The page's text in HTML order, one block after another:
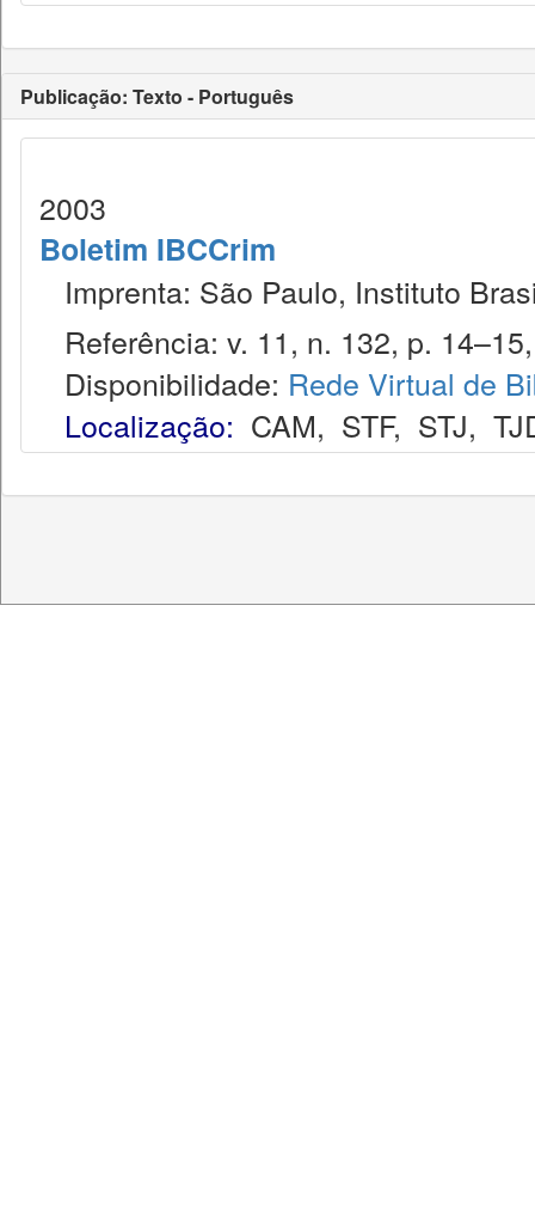
Publicação: Texto - Português
2003
Boletim IBCCrim
Imprenta: São Paulo, Instituto
Referência: v. 11, n. 132, p.
Disponibilidade: Rede Virtual de
Localização: CAM, STF, STJ,